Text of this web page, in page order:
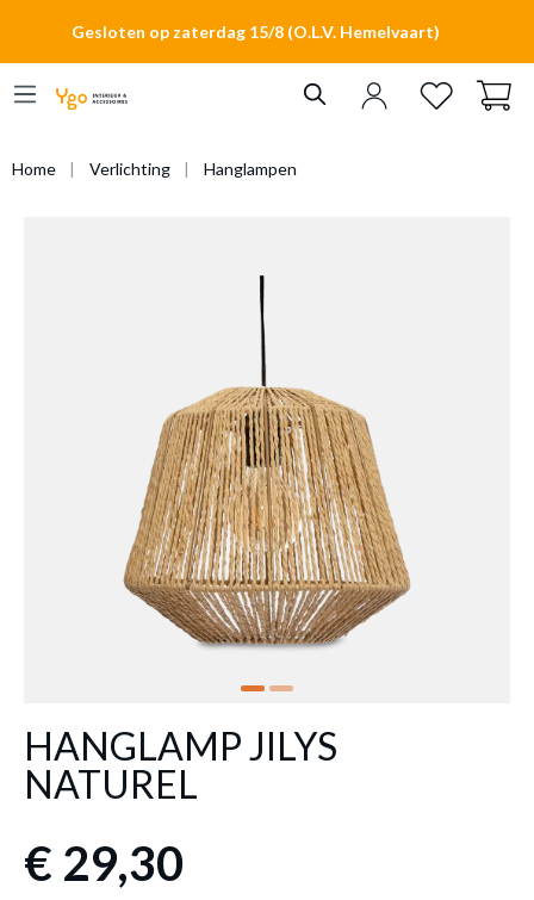
Gesloten op zaterdag 15/8 (O.L.V. Hemelvaart)
Home Verlichting Hanglampen
HANGLAMP JILYS
NATUREL
€ 29,30